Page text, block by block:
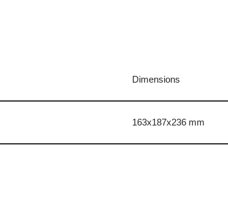
Dimensions
163x187x236 mm